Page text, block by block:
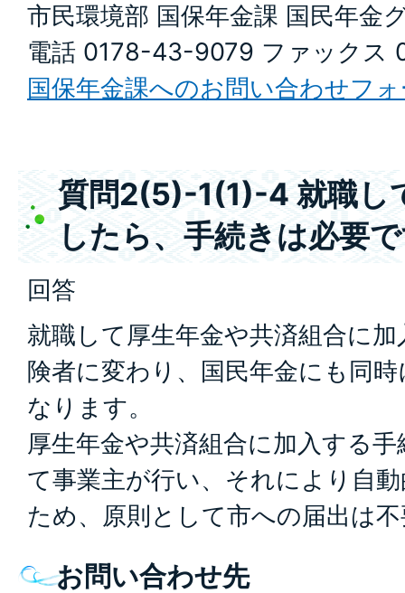
市民環境部 国保年金課 国民年金
電話 0178-43-9079 ファックス
国保年金課へのお問い合わせフ
質問2(5)-1(1)-4 就職し
したら、手続きは必要
回答
就職して厚生年金や共済組合に
険者に変わり、国民年金にも同
なります。
厚生年金や共済組合に加入する
て事業主が行い、それにより自
ため、原則として市への届出は
お問い合わせ先